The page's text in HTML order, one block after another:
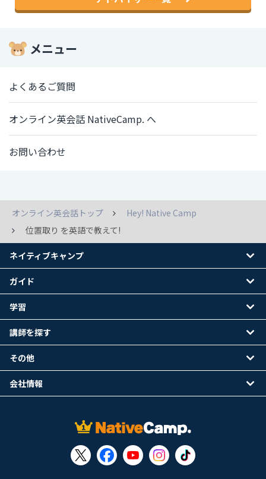
メニュー
よくあるご質問
オンライン英会話 NativeCamp. へ
お問い合わせ
オンライン英会話トップ
Hey! Native Camp
位置取り を英語で教えて!
ネイティブキャンプ
ガイド
学習
講師を探す
その他
会社情報